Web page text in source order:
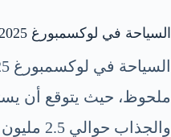
السياحة في لوكسمبورغ 2025
ملحوظ، حيث يتوقع أن
والجذاب